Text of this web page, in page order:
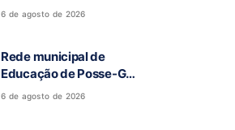
Fé reúne grande público
6 de agosto de 2026
Rede municipal de
Educação de Posse-GO
atinge resultado
6 de agosto de 2026